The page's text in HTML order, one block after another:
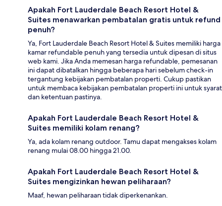
Apakah Fort Lauderdale Beach Resort Hotel &
Suites menawarkan pembatalan gratis untuk refund
penuh?
Ya, Fort Lauderdale Beach Resort Hotel & Suites memiliki harga
kamar refundable penuh yang tersedia untuk dipesan di situs
web kami. Jika Anda memesan harga refundable, pemesanan
ini dapat dibatalkan hingga beberapa hari sebelum check-in
tergantung kebijakan pembatalan properti. Cukup pastikan
untuk membaca kebijakan pembatalan properti ini untuk syarat
dan ketentuan pastinya.
Apakah Fort Lauderdale Beach Resort Hotel &
Suites memiliki kolam renang?
Ya, ada kolam renang outdoor. Tamu dapat mengakses kolam
renang mulai 08.00 hingga 21.00.
Apakah Fort Lauderdale Beach Resort Hotel &
Suites mengizinkan hewan peliharaan?
Maaf, hewan peliharaan tidak diperkenankan.